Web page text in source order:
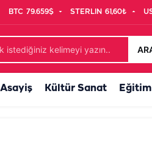
BTC 79.659$ STERLIN 61,60₺
Asayiş Kültür Sanat Eğitim
onda da sulama yapılıyor”